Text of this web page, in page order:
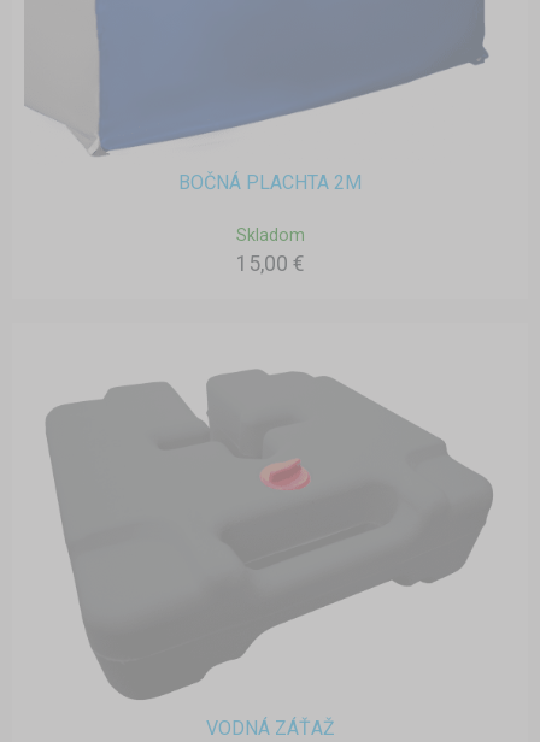
BOČNÁ PLACHTA 2M
Skladom
15,00 €
VODNÁ ZÁŤAŽ